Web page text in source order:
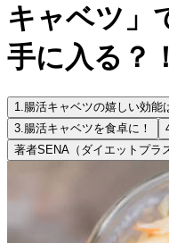
キャベツ」
手に入る？！
1.腸活キャベツの嬉しい効能
3.腸活キャベツを食卓に！
著者SENA（ダイエットプラ